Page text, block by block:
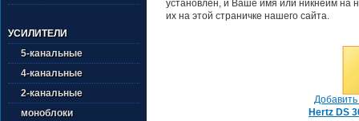
УСИЛИТЕЛИ
5-канальные
4-канальные
2-канальные
моноблоки
установлен, и Ваше имя или никнейм на
их на этой страничке нашего сайта.
Hertz DS